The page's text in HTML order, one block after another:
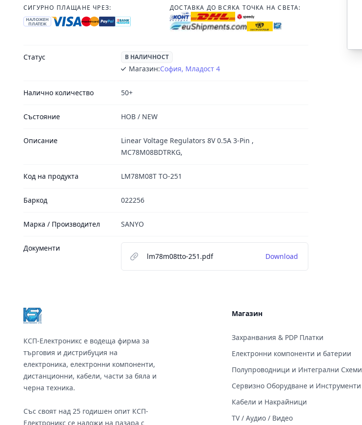
СИГУРНО ПЛАЩАНЕ ЧРЕЗ:
НАЛОЖЕН
ПЛАТЕЖ
ДОСТАВКА ДО ВСЯКА ТОЧКА НА СВЕТА:
Статус В НАЛИЧНОСТ
Магазин:София, Младост 4
Налично количество 50+
Състояние НОВ / NEW
Описание
Linear Voltage Regulators 8V 0.5A 3-Pin ,
MC78M08BDTRKG,
Код на продукта LM78M08T TO-251
Баркод 022256
Марка / Производител SANYO
Документи
lm78m08tto-251.pdf
Download
КСП-Електроникс е водеща фирма за
търговия и дистрибуция на
електроника, електронни компоненти,
дистанционни, кабели, части за бяла и
черна техника.
Със своят над 25 годишен опит КСП-
Електроникс се наложи на пазара с
Магазин
Захранвания & PDP Платки
Електронни компоненти и батерии
Полупроводници и Интегрални Схеми
Сервизно Оборудване и Инструменти
Кабели и Накрайници
TV / Аудио / Видео